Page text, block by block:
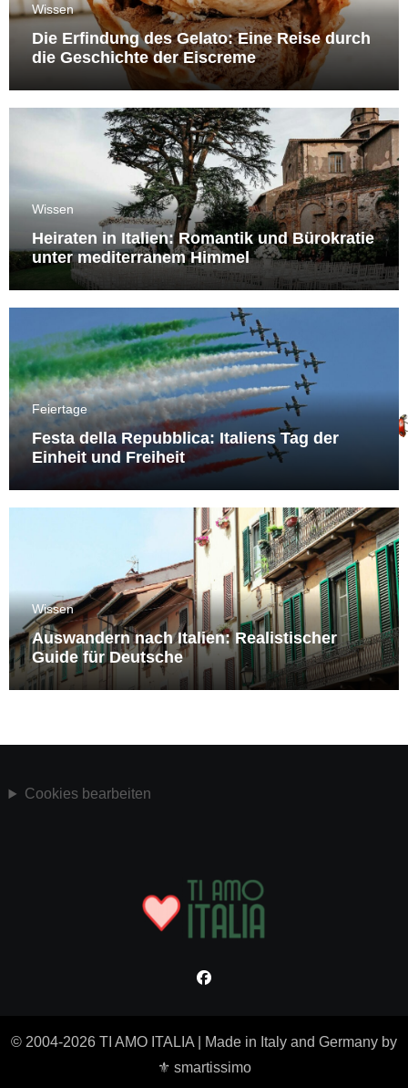
Wissen
Die Erfindung des Gelato: Eine Reise durch
die Geschichte der Eiscreme
Wissen
Heiraten in Italien: Romantik und Bürokratie
unter mediterranem Himmel
Feiertage
Festa della Repubblica: Italiens Tag der
Einheit und Freiheit
Wissen
Auswandern nach Italien: Realistischer
Guide für Deutsche
Cookies bearbeiten
© 2004-2026 TI AMO ITALIA
Made in Italy and Germany by
⚜ smartissimo